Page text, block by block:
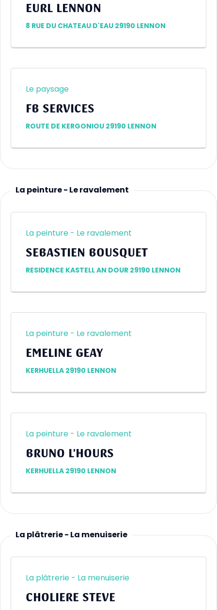
EURL LENNON
8 RUE DU CHATEAU D'EAU 29190 LENNON
Le paysage
FB SERVICES
ROUTE DE KERGONIOU 29190 LENNON
La peinture - Le ravalement
La peinture - Le ravalement
SEBASTIEN BOUSQUET
RESIDENCE KASTELL AN DOUR 29190 LENNON
La peinture - Le ravalement
EMELINE GEAY
KERHUELLA 29190 LENNON
La peinture - Le ravalement
BRUNO L’HOURS
KERHUELLA 29190 LENNON
La plâtrerie - La menuiserie
La plâtrerie - La menuiserie
CHOLIERE STEVE